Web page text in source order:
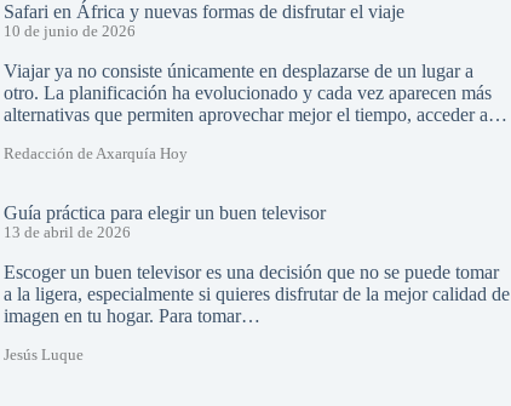
Safari en África y nuevas formas de disfrutar el viaje
10 de junio de 2026
Viajar ya no consiste únicamente en desplazarse de un lugar a
otro. La planificación ha evolucionado y cada vez aparecen más
alternativas que permiten aprovechar mejor el tiempo, acceder a…
Redacción de Axarquía Hoy
Guía práctica para elegir un buen televisor
13 de abril de 2026
Escoger un buen televisor es una decisión que no se puede tomar
a la ligera, especialmente si quieres disfrutar de la mejor calidad de
imagen en tu hogar. Para tomar…
Jesús Luque